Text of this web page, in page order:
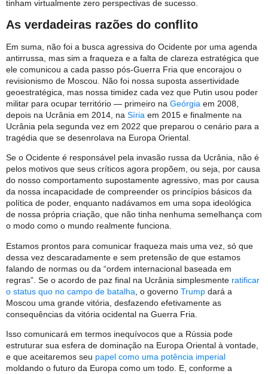
tinham virtualmente zero perspectivas de sucesso.
As verdadeiras razões do conflito
Em suma, não foi a busca agressiva do Ocidente por uma agenda
antirrussa, mas sim a fraqueza e a falta de clareza estratégica que
ele comunicou a cada passo pós-Guerra Fria que encorajou o
revisionismo de Moscou. Não foi nossa suposta assertividade
geoestratégica, mas nossa timidez cada vez que Putin usou poder
militar para ocupar território — primeiro na Geórgia em 2008,
depois na Ucrânia em 2014, na Síria em 2015 e finalmente na
Ucrânia pela segunda vez em 2022 que preparou o cenário para a
tragédia que se desenrolava na Europa Oriental.
Se o Ocidente é responsável pela invasão russa da Ucrânia, não é
pelos motivos que seus críticos agora propõem, ou seja, por causa
do nosso comportamento supostamente agressivo, mas por causa
da nossa incapacidade de compreender os princípios básicos da
política de poder, enquanto nadávamos em uma sopa ideológica
de nossa própria criação, que não tinha nenhuma semelhança com
o modo como o mundo realmente funciona.
Estamos prontos para comunicar fraqueza mais uma vez, só que
dessa vez descaradamente e sem pretensão de que estamos
falando de normas ou da “ordem internacional baseada em
regras”. Se o acordo de paz final na Ucrânia simplesmente ratificar
o status quo no campo de batalha , o governo Trump dará a
Moscou uma grande vitória, desfazendo efetivamente as
consequências da vitória ocidental na Guerra Fria.
Isso comunicará em termos inequívocos que a Rússia pode
estruturar sua esfera de dominação na Europa Oriental à vontade,
e que aceitaremos seu papel como uma potência imperial
moldando o futuro da Europa como um todo. E, conforme a